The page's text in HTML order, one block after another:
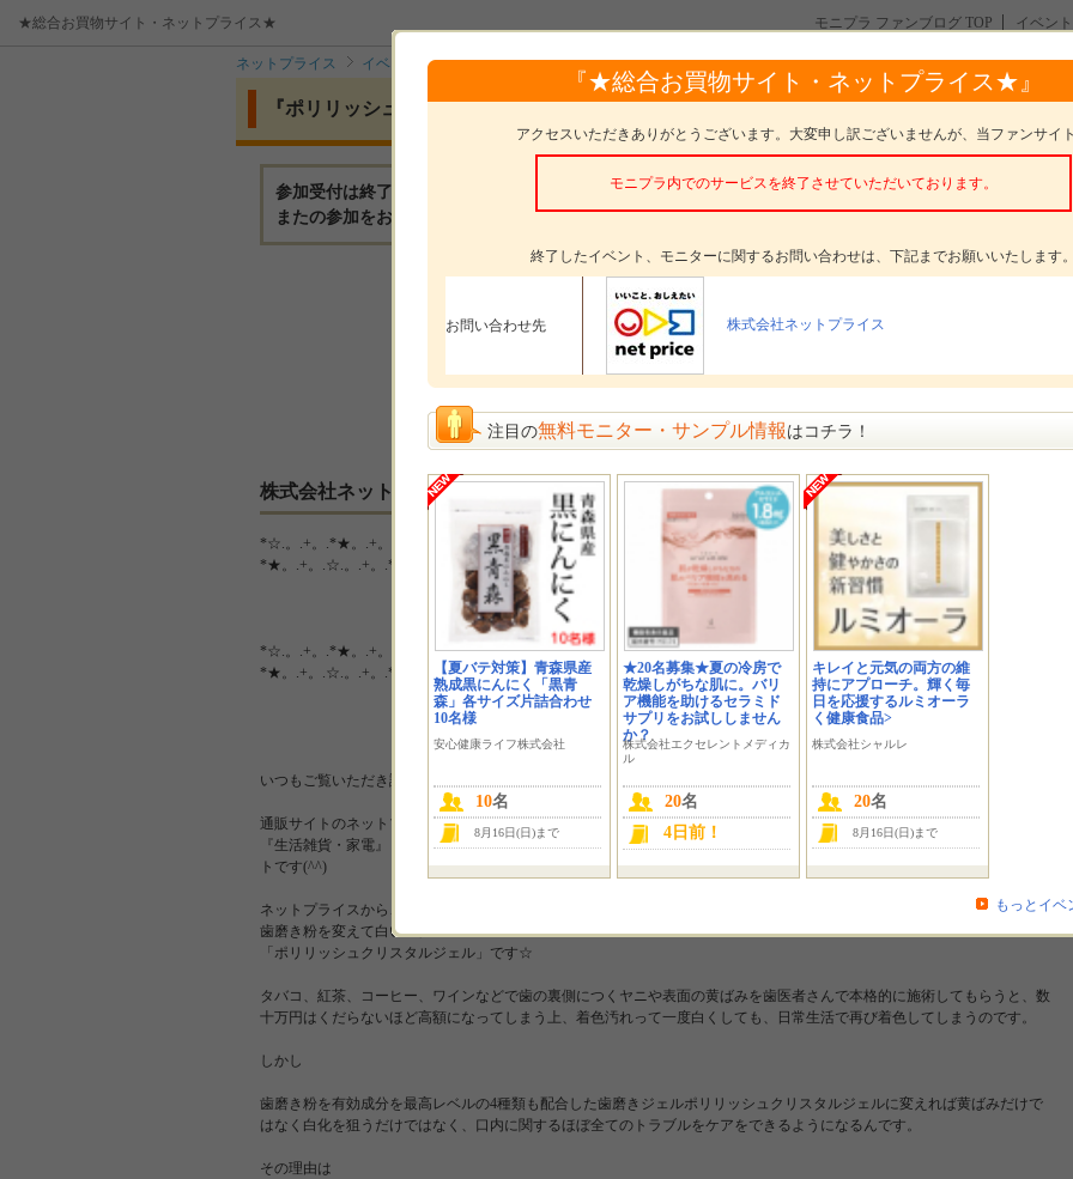
★総合お買物サイト・ネットプライス★ モニプラ ファンブログ TOP イベン
ネットプライス イベント 『ポリリッシュクリスタルホワイトニングジェル』モニター100名様募集！
『★総合お買物サイト・ネットプライス★』
アクセスいただきありがとうございます。大変申し訳ございませんが、当ファンサイ
モニプラ内でのサービスを終了させていただいております。
終了したイベント、モニターに関するお問い合わせは、下記までお願いいたします。
お問い合わせ先 株式会社ネットプライス
注目の無料モニター・サンプル情報 はコチラ！
【夏バテ対策】青森県産
熟成黒にんにく「黒青
森」各サイズ片詰合わせ
10名様
安心健康ライフ株式会社
10名
8月16日(日)まで
★20名募集★夏の冷房で
乾燥しがちな肌に。バリ
ア機能を助けるセラミド
サプリをお試ししません
か？
株式会社エクセレントメディカ
ル
20名
4日前！
キレイと元気の両方の維
持にアプローチ。輝く毎
日を応援するルミオーラ
く健康食品>
株式会社シャルレ
20名
8月16日(日)まで
もっとイベ
『ポリリッシュクリスタルホワイトニングジェル』モニター100名様募集！
参加受付は終了いたしました。
またの参加をお待ちしております。
モニタープレゼント ポリリッシュクリスタルジェル
モニター数 100名
参加〆切 参加受付は終了いたしました
選考方法 選考 発表日： 7月16日(火)
株式会社ネットプライスからのメッセージ
*☆.。.+。.*★。.+。.*★。.+。.☆ 。+.★.+。.*★。.+。.*☆..+。.*★..+。.*☆.。.+。.*★。.+。.*★。.+。.☆.。.+。.*★。.+。.
*★。.+。.☆.。.+。.*
*☆.。.+。.*★。.+。.*★。.+。.☆ 。+.★.+。.*★。.+。.*☆..+。.*★..+。.*☆.。.+。.*★。.+。.*★。.+。.☆.。.+。.*★。.+。.
*★。.+。.☆.。.+。.*
いつもご覧いただき誠にありがとうございます☆総合ショッピングサイト「ネットプライス」です！
通販サイトのネットプライスは『ファッション』『ブランド』『ダイエット・健康』『美容・コスメ』
『生活雑貨・家電』『フード・ドリンク』『オトコモノ』などの様々な商品を取り扱っている総合ネットショッピングサイ
トです(^^)
ネットプライスから、今回ご紹介させていただきたい商品は・・・
歯磨き粉を変えて白い歯に
「ポリリッシュクリスタルジェル」です☆
タバコ、紅茶、コーヒー、ワインなどで歯の裏側につくヤニや表面の黄ばみを歯医者さんで本格的に施術してもらうと、数
十万円はくだらないほど高額になってしまう上、着色汚れって一度白くしても、日常生活で再び着色してしまうのです。
しかし
歯磨き粉を有効成分を最高レベルの4種類も配合した歯磨きジェルポリリッシュクリスタルジェルに変えれば黄ばみだけで
はなく白化を狙うだけではなく、口内に関するほぼ全てのトラブルをケアをできるようになるんです。
その理由は